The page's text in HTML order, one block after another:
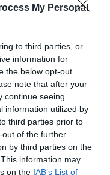
My Personal
to third parties, or
information for
the below opt-out
note that after your
continue seeing
information utilized by
third parties prior to
of the further
by third parties on the
information may
on the IAB’s List of
azoknál, akiknek
vitamin-szintjük,
a betegség
Martin David
hogy a
D-vitamin-
lerakódások
az alacsony